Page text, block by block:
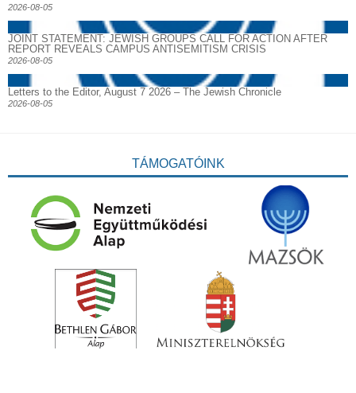
2026-08-05
JOINT STATEMENT: JEWISH GROUPS CALL FOR ACTION AFTER
REPORT REVEALS CAMPUS ANTISEMITISM CRISIS
2026-08-05
Letters to the Editor, August 7 2026 – The Jewish Chronicle
2026-08-05
TÁMOGATÓINK